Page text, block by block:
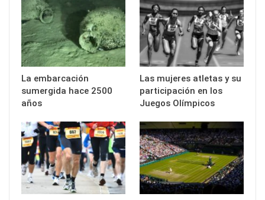
La embarcación
sumergida hace 2500
años
Las mujeres atletas y su
participación en los
Juegos Olímpicos